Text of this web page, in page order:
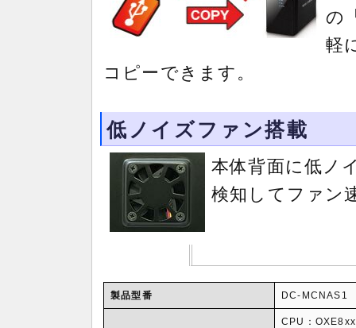
の
軽
コピーできます。
低ノイズファン搭載
本体背面に低ノ
検知してファン
製品型番 DC-MCNAS1
CPU：OXE8xx